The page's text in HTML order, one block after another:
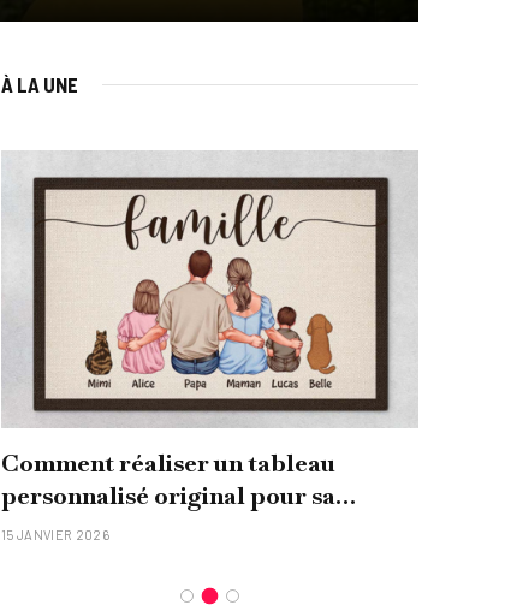
À LA UNE
Comment réaliser un tableau
personnalisé original pour sa
famille ?
15 JANVIER 2026